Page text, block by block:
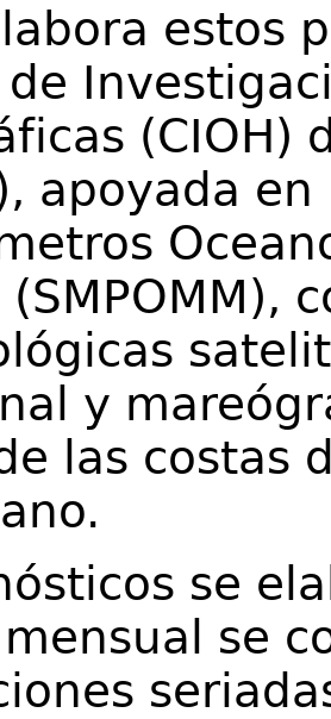
estos
de
(CIOH)
apoyada
(SMPOMM),
y
las costas
se
se